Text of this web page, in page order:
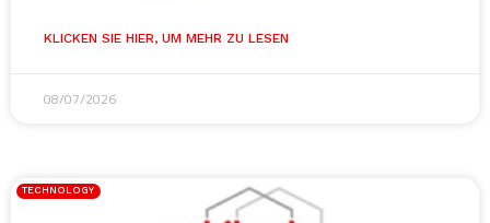
KLICKEN SIE HIER, UM MEHR ZU LESEN
08/07/2026
TECHNOLOGY